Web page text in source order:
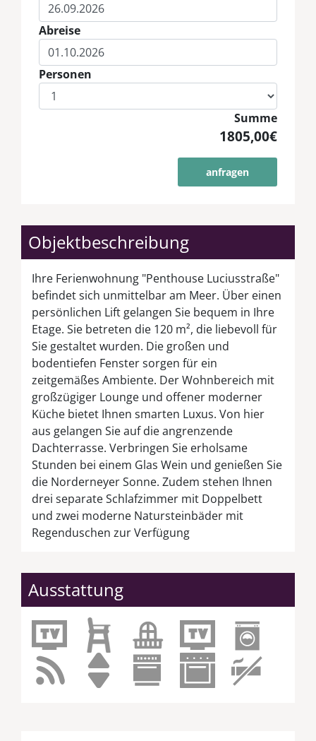
Abreise
Personen
Summe
1805,00€
anfragen
Objektbeschreibung
Ihre Ferienwohnung "Penthouse Luciusstraße"
befindet sich unmittelbar am Meer. Über einen
persönlichen Lift gelangen Sie bequem in Ihre
Etage. Sie betreten die 120 m², die liebevoll für
Sie gestaltet wurden. Die großen und
bodentiefen Fenster sorgen für ein
zeitgemäßes Ambiente. Der Wohnbereich mit
großzügiger Lounge und offener moderner
Küche bietet Ihnen smarten Luxus. Von hier
aus gelangen Sie auf die angrenzende
Dachterrasse. Verbringen Sie erholsame
Stunden bei einem Glas Wein und genießen Sie
die Norderneyer Sonne. Zudem stehen Ihnen
drei separate Schlafzimmer mit Doppelbett
und zwei moderne Natursteinbäder mit
Regenduschen zur Verfügung
Ausstattung